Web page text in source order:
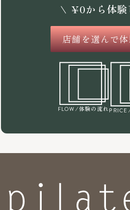
\ ¥0から体
店舗を選んで
FLOW /体験の流れPRICE